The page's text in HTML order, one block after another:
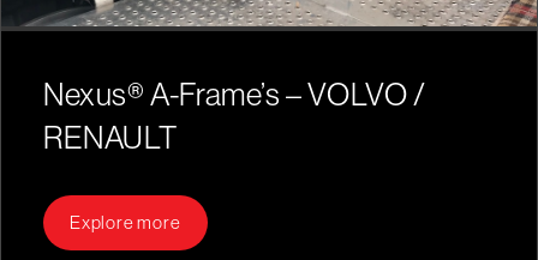
Nexus® A-Frame’s – VOLVO /
RENAULT
Explore more